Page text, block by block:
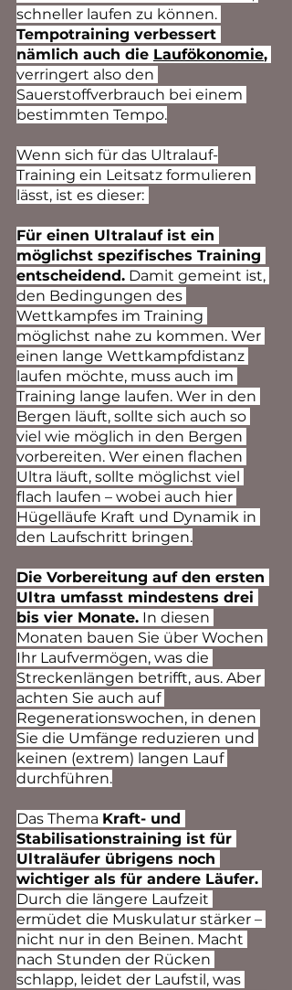
schneller laufen zu können.
Tempotraining verbessert
nämlich auch die Laufökonomie,
verringert also den
Sauerstoffverbrauch bei einem
bestimmten Tempo.
Wenn sich für das Ultralauf-
Training ein Leitsatz formulieren
lässt, ist es dieser:
Für einen Ultralauf ist ein
möglichst spezifisches Training
entscheidend. Damit gemeint ist,
den Bedingungen des
Wettkampfes im Training
möglichst nahe zu kommen. Wer
einen lange Wettkampfdistanz
laufen möchte, muss auch im
Training lange laufen. Wer in den
Bergen läuft, sollte sich auch so
viel wie möglich in den Bergen
vorbereiten. Wer einen flachen
Ultra läuft, sollte möglichst viel
flach laufen – wobei auch hier
Hügelläufe Kraft und Dynamik in
den Laufschritt bringen.
Die Vorbereitung auf den ersten
Ultra umfasst mindestens drei
bis vier Monate. In diesen
Monaten bauen Sie über Wochen
Ihr Laufvermögen, was die
Streckenlängen betrifft, aus. Aber
achten Sie auch auf
Regenerationswochen, in denen
Sie die Umfänge reduzieren und
keinen (extrem) langen Lauf
durchführen.
Das Thema Kraft- und
Stabilisationstraining ist für
Ultraläufer übrigens noch
wichtiger als für andere Läufer.
Durch die längere Laufzeit
ermüdet die Muskulatur stärker –
nicht nur in den Beinen. Macht
nach Stunden der Rücken
schlapp, leidet der Laufstil, was